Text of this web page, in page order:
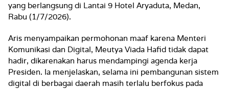
yang berlangsung di Lantai 9 Hotel Aryaduta, Medan,
Rabu (1/7/2026).
Aris menyampaikan permohonan maaf karena Menteri
Komunikasi dan Digital, Meutya Viada Hafid tidak dapat
hadir, dikarenakan harus mendampingi agenda kerja
Presiden. Ia menjelaskan, selama ini pembangunan sistem
digital di berbagai daerah masih terlalu berfokus pada